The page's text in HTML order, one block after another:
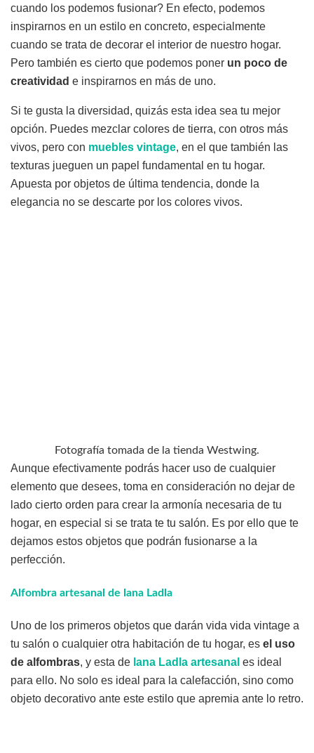
cuando los podemos fusionar? En efecto, podemos
inspirarnos en un estilo en concreto, especialmente
cuando se trata de decorar el interior de nuestro hogar.
Pero también es cierto que podemos poner un poco de
creatividad e inspirarnos en más de uno.
Si te gusta la diversidad, quizás esta idea sea tu mejor
opción. Puedes mezclar colores de tierra, con otros más
vivos, pero con muebles vintage, en el que también las
texturas jueguen un papel fundamental en tu hogar.
Apuesta por objetos de última tendencia, donde la
elegancia no se descarte por los colores vivos.
Fotografía tomada de la tienda Westwing.
Aunque efectivamente podrás hacer uso de cualquier
elemento que desees, toma en consideración no dejar de
lado cierto orden para crear la armonía necesaria de tu
hogar, en especial si se trata te tu salón. Es por ello que te
dejamos estos objetos que podrán fusionarse a la
perfección.
Alfombra artesanal de lana Ladla
Uno de los primeros objetos que darán vida vida vintage a
tu salón o cualquier otra habitación de tu hogar, es el uso
de alfombras, y esta de lana Ladla artesanal es ideal
para ello. No solo es ideal para la calefacción, sino como
objeto decorativo ante este estilo que apremia ante lo retro.